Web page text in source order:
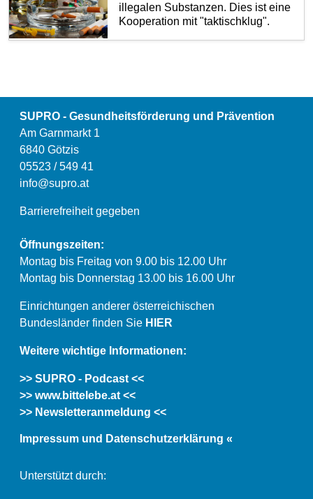
illegalen Substanzen. Dies ist eine
Kooperation mit "taktischklug".
SUPRO - Gesundheitsförderung und Prävention
Am Garnmarkt 1
6840 Götzis
05523 / 549 41
info@supro.at
Barrierefreiheit gegeben
Öffnungszeiten:
Montag bis Freitag von 9.00 bis 12.00 Uhr
Montag bis Donnerstag 13.00 bis 16.00 Uhr
Einrichtungen anderer österreichischen
Bundesländer finden Sie HIER
Weitere wichtige Informationen:
>> SUPRO - Podcast <<
>> www.bittelebe.at <<
>> Newsletteranmeldung <<
Impressum und Datenschutzerklärung «
Unterstützt durch: